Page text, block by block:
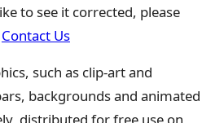
to see it corrected, please
Contact Us
such as clip-art and
backgrounds and animated